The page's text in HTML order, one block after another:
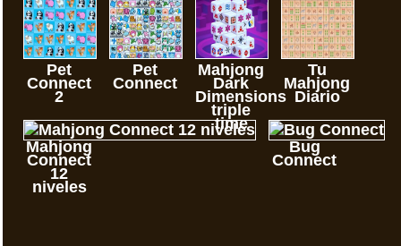
Pet
Connect
2
Pet
Connect
Mahjong
Dark
Dimensions
triple
time
Tu
Mahjong
Diario
Mahjong
Connect
12
niveles
Bug
Connect